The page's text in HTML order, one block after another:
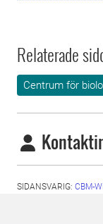
Relaterade
Centrum för
SIDANSVARIG: CBM-